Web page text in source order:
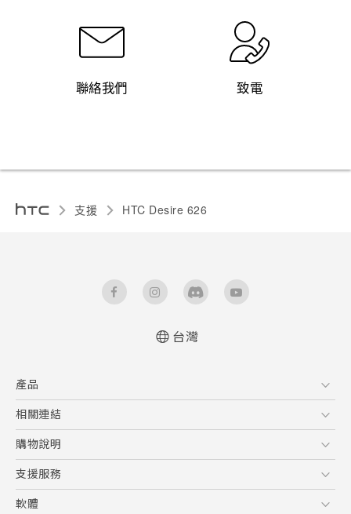
聯絡我們 致電
支援 HTC Desire 626‎
台灣
產品
5G
智慧型手機
配件
相關連結
HTC Research
購物說明
購物須知
訂單管理
支援服務
到府收送維修服務
軟體